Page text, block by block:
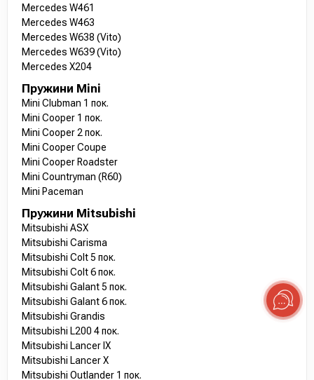
Mercedes W461
Mercedes W463
Mercedes W638 (Vito)
Mercedes W639 (Vito)
Mercedes X204
Пружини Mini
Mini Clubman 1 пок.
Mini Cooper 1 пок.
Mini Cooper 2 пок.
Mini Cooper Coupe
Mini Cooper Roadster
Mini Countryman (R60)
Mini Paceman
Пружини Mitsubishi
Mitsubishi ASX
Mitsubishi Carisma
Mitsubishi Colt 5 пок.
Mitsubishi Colt 6 пок.
Mitsubishi Galant 5 пок.
Mitsubishi Galant 6 пок.
Mitsubishi Grandis
Mitsubishi L200 4 пок.
Mitsubishi Lancer IX
Mitsubishi Lancer X
Mitsubishi Outlander 1 пок.